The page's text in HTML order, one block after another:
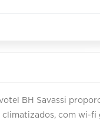
BH Savassi
climatizados, com wi-fi